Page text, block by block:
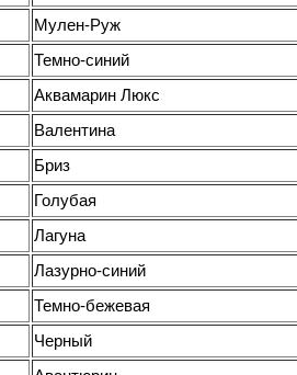
Мулен-Руж
Темно-синий
Аквамарин Люкс
Валентина
Бриз
Голубая
Лагуна
Лазурно-синий
Темно-бежевая
Черный